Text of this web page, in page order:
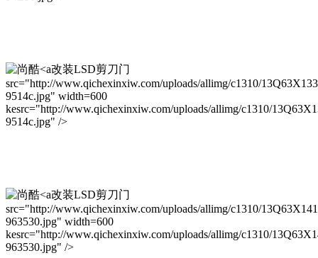
改装LSD剪刀门
src="http://www.qichexinxiw.com/uploads/allimg/c1310/
9514c.jpg" width=600
kesrc="http://www.qichexinxiw.com/uploads/allimg/c1310/
9514c.jpg" />
改装LSD剪刀门
src="http://www.qichexinxiw.com/uploads/allimg/c1310/
963530.jpg" width=600
kesrc="http://www.qichexinxiw.com/uploads/allimg/c1310/
963530.jpg" />